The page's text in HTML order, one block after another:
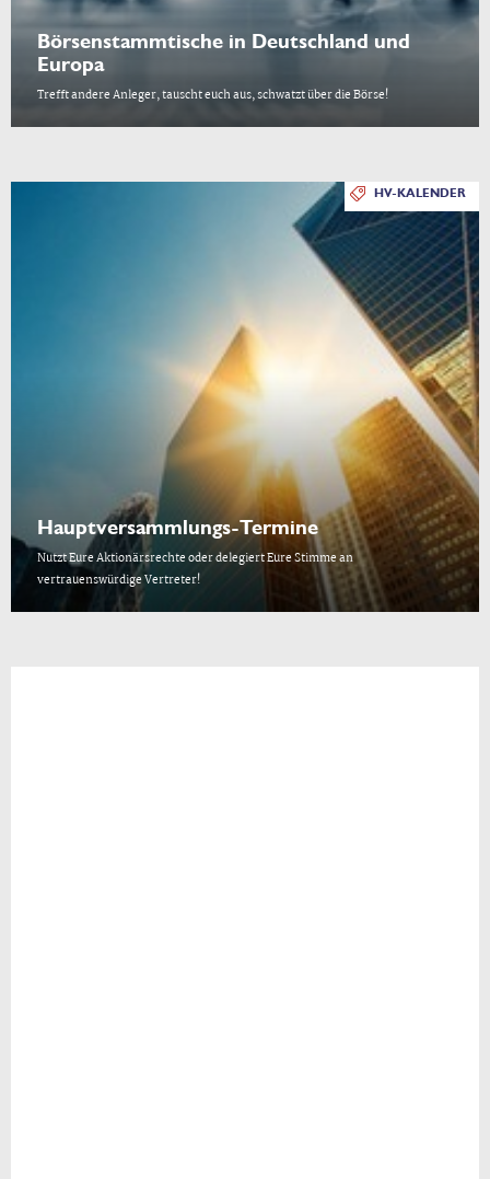
Börsenstammtische in Deutschland und
Europa
Trefft andere Anleger, tauscht euch aus, schwatzt über die Börse!
HV-KALENDER
Hauptversammlungs-Termine
Nutzt Eure Aktionärsrechte oder delegiert Eure Stimme an
vertrauenswürdige Vertreter!